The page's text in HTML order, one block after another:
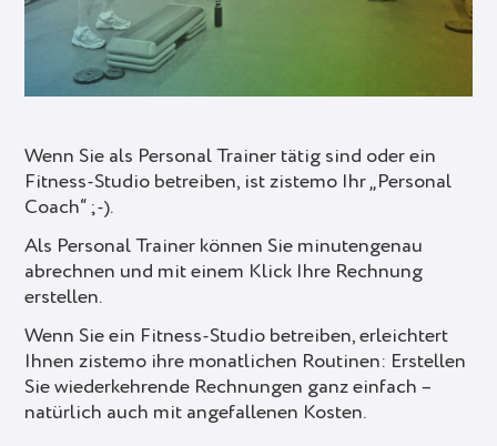
Wenn Sie als Personal Trainer tätig sind oder ein
Fitness-Studio betreiben, ist zistemo Ihr „Personal
Coach“ ;-).
Als Personal Trainer können Sie minutengenau
abrechnen und mit einem Klick Ihre Rechnung
erstellen.
Wenn Sie ein Fitness-Studio betreiben, erleichtert
Ihnen zistemo ihre monatlichen Routinen: Erstellen
Sie wiederkehrende Rechnungen ganz einfach –
natürlich auch mit angefallenen Kosten.